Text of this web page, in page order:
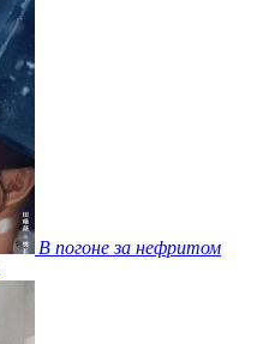
В погоне за нефритом